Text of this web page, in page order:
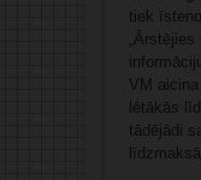
tiek
VM
lētākās
tādējādi